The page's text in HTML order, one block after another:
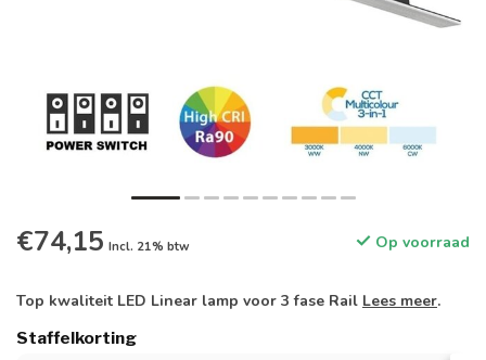
€74,15 Incl. 21% btw Op voorraad
Top kwaliteit LED Linear lamp voor 3 fase Rail Lees meer.
Staffelkorting